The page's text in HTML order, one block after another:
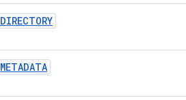
DIRECTORY
METADATA